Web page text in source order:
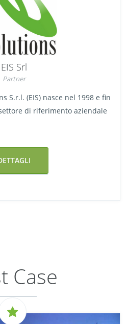
EIS Srl
Partner
S.r.l. (EIS) nasce nel 1998 e fin
di riferimento aziendale
Case